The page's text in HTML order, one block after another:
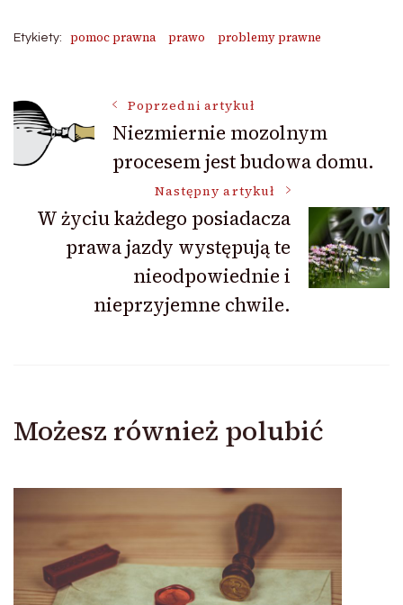
Etykiety: pomoc prawna prawo problemy prawne
Nawigacja
wpisu
Poprzedni artykuł
Niezmiernie mozolnym
procesem jest budowa domu.
Następny artykuł
W życiu każdego posiadacza
prawa jazdy występują te
nieodpowiednie i
nieprzyjemne chwile.
Możesz również polubić